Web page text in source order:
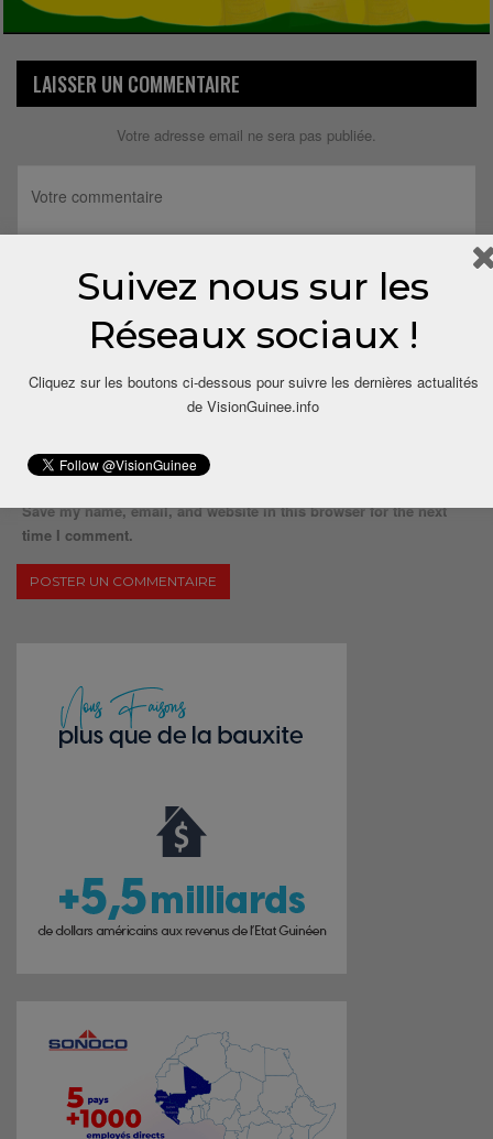
LAISSER UN COMMENTAIRE
Votre adresse email ne sera pas publiée.
Save my name, email, and website in this browser for the next
time I comment.
Suivez nous sur les
Réseaux sociaux !
Cliquez sur les boutons ci-dessous pour suivre les dernières actualités
de VisionGuinee.info